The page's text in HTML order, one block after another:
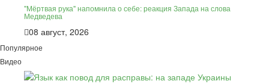
"Мёртвая рука" напомнила о себе: реакция Запада на слова
Медведева
08 август, 2026
Популярное
Видео